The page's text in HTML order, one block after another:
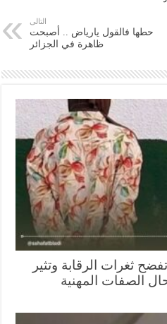
فالقول يارياض .. أصبحت
ظاهرة في الجزائر
الرقابة وتثير
المهنية